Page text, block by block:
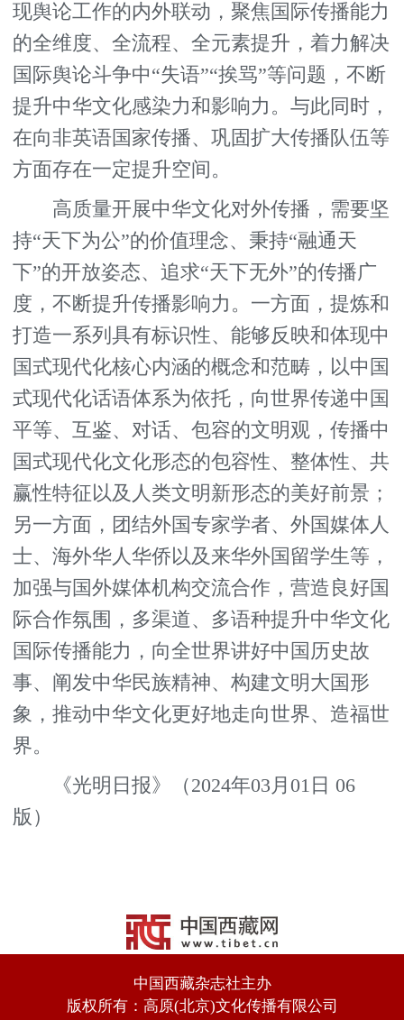
现舆论工作的内外联动，聚焦国际传播能力
的全维度、全流程、全元素提升，着力解决
国际舆论斗争中“失语”“挨骂”等问题，不断
提升中华文化感染力和影响力。与此同时，
在向非英语国家传播、巩固扩大传播队伍等
方面存在一定提升空间。
高质量开展中华文化对外传播，需要坚
持“天下为公”的价值理念、秉持“融通天
下”的开放姿态、追求“天下无外”的传播广
度，不断提升传播影响力。一方面，提炼和
打造一系列具有标识性、能够反映和体现中
国式现代化核心内涵的概念和范畴，以中国
式现代化话语体系为依托，向世界传递中国
平等、互鉴、对话、包容的文明观，传播中
国式现代化文化形态的包容性、整体性、共
赢性特征以及人类文明新形态的美好前景；
另一方面，团结外国专家学者、外国媒体人
士、海外华人华侨以及来华外国留学生等，
加强与国外媒体机构交流合作，营造良好国
际合作氛围，多渠道、多语种提升中华文化
国际传播能力，向全世界讲好中国历史故
事、阐发中华民族精神、构建文明大国形
象，推动中华文化更好地走向世界、造福世
界。
《光明日报》（2024年03月01日 06
版）
中国西藏杂志社主办
版权所有：高原(北京)文化传播有限公司